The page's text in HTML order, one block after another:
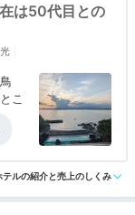
海岸ビュー和
に味わえる海
は50代目との
こ
風呂 3.5
テルの紹介と売上のしくみ